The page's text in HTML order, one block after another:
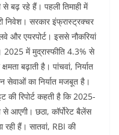
बढ़ रहे हैं। पहली तिमाही में
निवेश। सरकार इंफ्रास्ट्रक्चर
एयरपोर्ट। इससे नौकरियां
2025 में मुद्रास्फीति 4.3% से
बढ़ाती है। पांचवां, निर्यात
सेवाओं का निर्यात मजबूत है।
की रिपोर्ट कहती है कि 2025-
से आएगी। छठा, कॉर्पोरेट बैलेंस
रही हैं। सातवां, RBI की